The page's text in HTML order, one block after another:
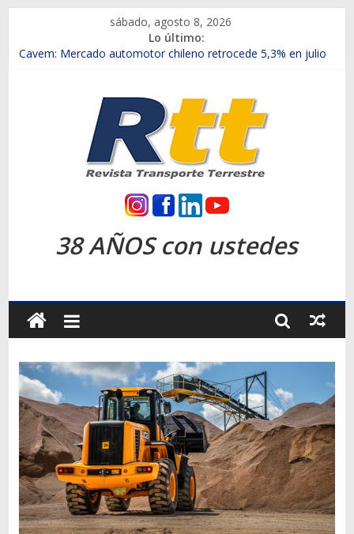
contenido
sábado, agosto 8, 2026
Lo último:
Chile es el primer mercado internacional en lanzar la nueva
Salfa suma vehículos electrificados de Chevrolet en el Biobío
Samex amplía su red con nuevas sucursales en Rancagua y
SINOTRUK Pick-ups presentó la recién estrenada Bolden en
la Expo Compras Públicas 2026
Revista
Transporte
Terrestre
Autos,
camiones,
motos,
información
del
mundo
del
transporte
38 AÑOS con ustedes